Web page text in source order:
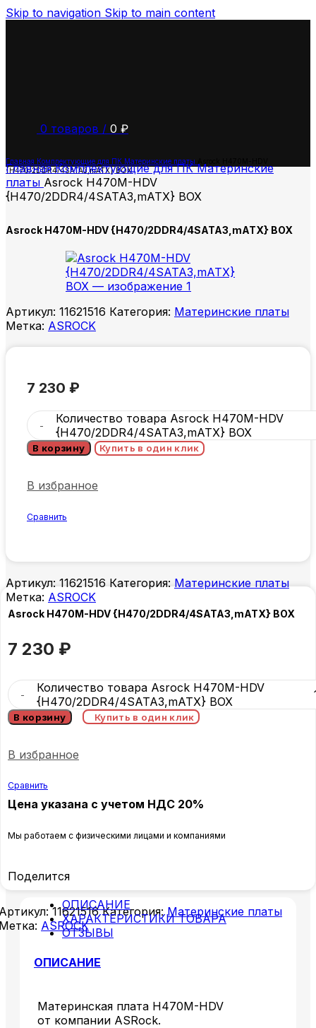
Skip to navigation Skip to main content
0 товаров / 0 ₽
Главная Комплектующие для ПК Материнские платы
{H470/2DDR4/4SATA3,mATX} BOX
ГлавнаяКомплектующие для ПКМатеринские
платы Asrock H470M-HDV
{H470/2DDR4/4SATA3,mATX} BOX
Asrock H470M-HDV {H470/2DDR4/4SATA3,mATX} BOX
Артикул: 11621516 Категория: Материнские платы
Метка: ASROCK
7 230 ₽
Количество товара Asrock H470M-HDV
{H470/2DDR4/4SATA3,mATX} BOX
В корзину Купить в один клик
В избранное
Сравнить
Артикул:11621516Категория: Материнские платы
Метка: ASROCK
Asrock H470M-HDV {H470/2DDR4/4SATA3,mATX} BOX
7 230 ₽
Количество товара Asrock H470M-HDV
{H470/2DDR4/4SATA3,mATX} BOX
В корзину Купить в один клик
В избранное
Сравнить
Цена указана с учетом НДС 20%
Мы работаем с физическими лицами и компаниями
Поделится
11621516Категория: Материнские платы
ASROCK
ОПИСАНИЕ
ХАРАКТЕРИСТИКИ ТОВАРА
ОТЗЫВЫ
ОПИСАНИЕ
Материнская плата H470M-HDV
от компании ASRock.